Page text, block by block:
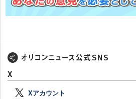
X
Xアカウント